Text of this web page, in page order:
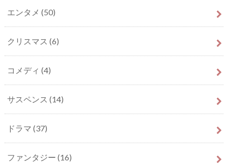
エンタメ (50)
クリスマス (6)
コメディ (4)
サスペンス (14)
ドラマ (37)
ファンタジー (16)